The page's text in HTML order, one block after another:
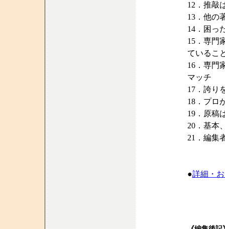
12．推敲
13．他の
14．困っ
15．専門
ているこ
16．専門
マッチ
17．誇り
18．プロ
19．原稿
20．基本
21．編集
●詳細・